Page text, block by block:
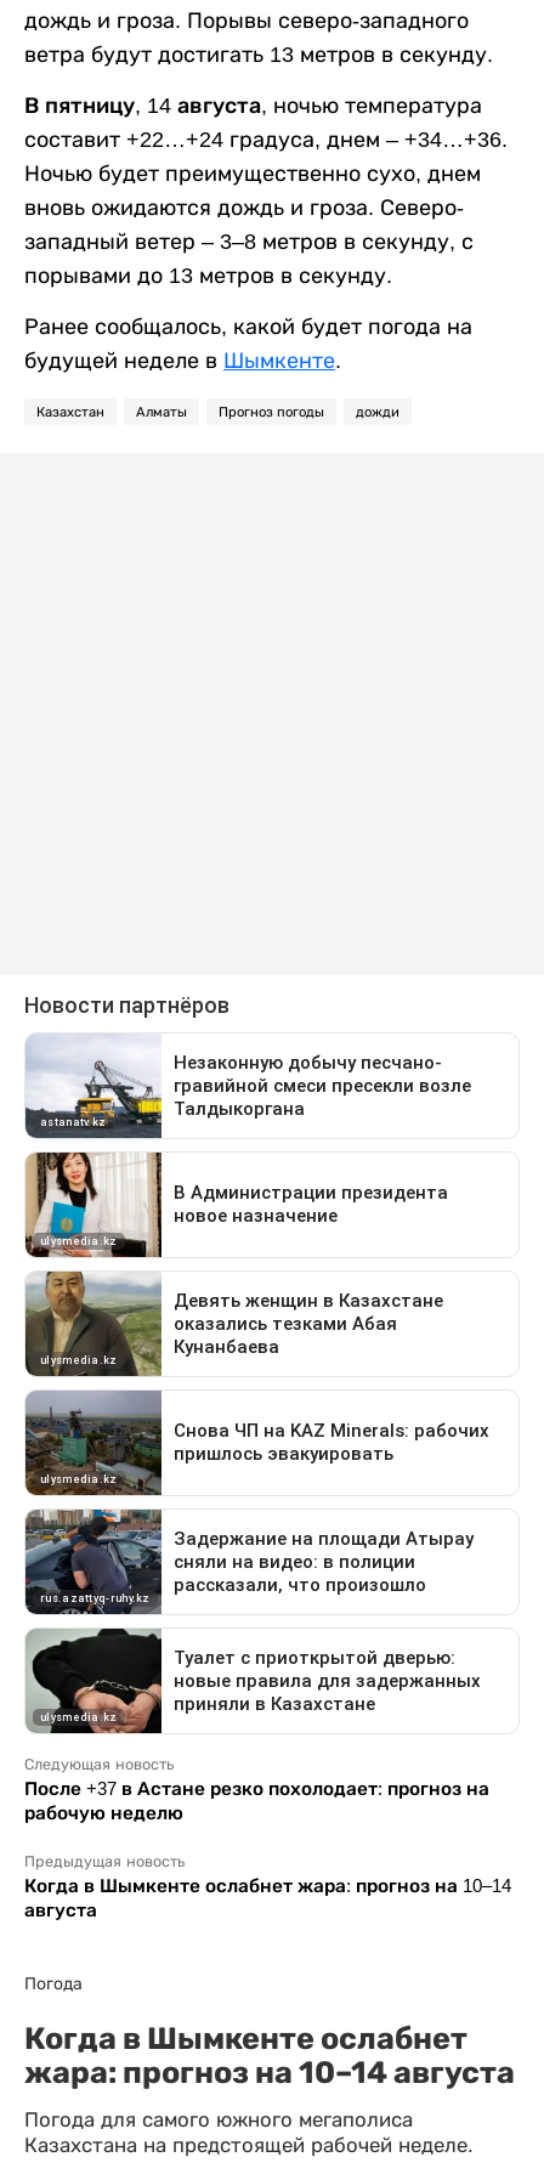
дождь и гроза. Порывы северо-западного
ветра будут достигать 13 метров в секунду.
В пятницу, 14 августа, ночью температура
составит +22…+24 градуса, днем – +34…+36.
Ночью будет преимущественно сухо, днем
вновь ожидаются дождь и гроза. Северо-
западный ветер – 3–8 метров в секунду, с
порывами до 13 метров в секунду.
Ранее сообщалось, какой будет погода на
будущей неделе в Шымкенте.
Казахстан Алматы Прогноз погоды дожди
Следующая новость
После +37 в Астане резко похолодает: прогноз на
рабочую неделю
Предыдущая новость
Когда в Шымкенте ослабнет жара: прогноз на 10–14
августа
Погода
Когда в Шымкенте ослабнет
жара: прогноз на 10–14 августа
Погода для самого южного мегаполиса
Казахстана на предстоящей рабочей неделе.